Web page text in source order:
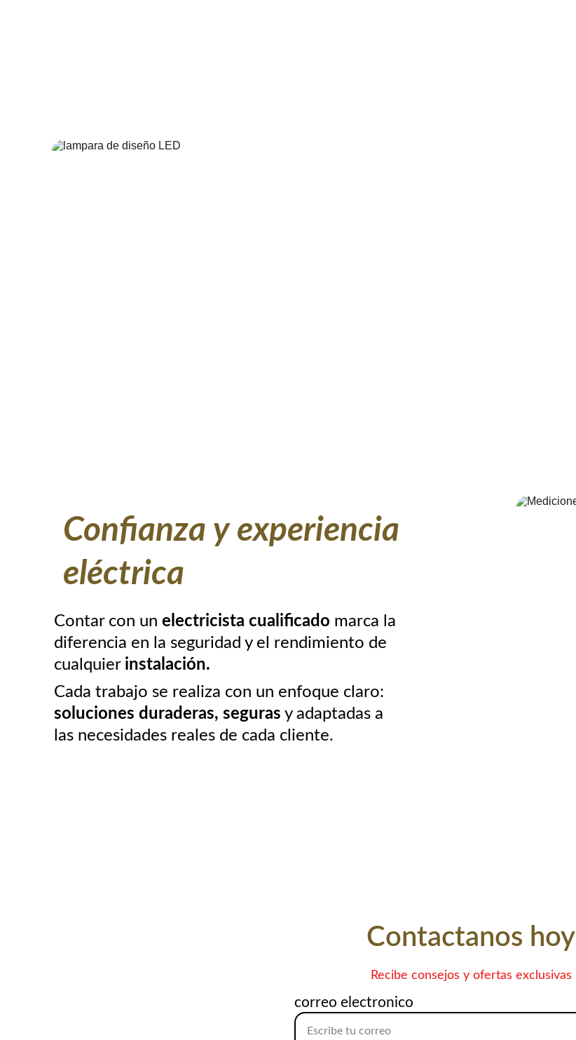
Confianza y experiencia
eléctrica
Contar con un electricista cualificado marca la
diferencia en la seguridad y el rendimiento de
cualquier instalación.
Cada trabajo se realiza con un enfoque claro:
soluciones duraderas, seguras y adaptadas a
las necesidades reales de cada cliente.
Contactanos hoy
correo electronico
Recibe consejos y ofertas exclusivas